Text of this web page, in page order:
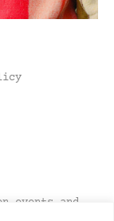
events and